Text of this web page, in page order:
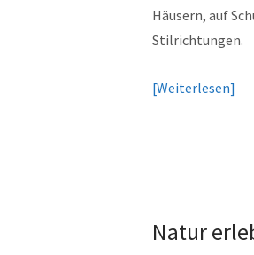
Häusern, auf
Stilrichtungen.
Weiterlesen
Natur